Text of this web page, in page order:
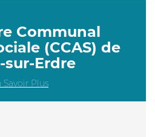
Communal
(CCAS) de
sur-Erdre
Savoir Plus